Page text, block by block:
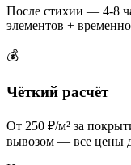
После стихии — 4-8
элементов +
💰
Чёткий расчёт
От 250 ₽/м² за
вывозом — все цены